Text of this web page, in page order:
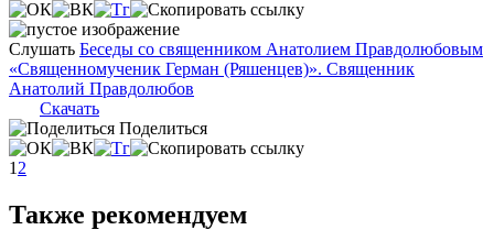
Слушать Беседы со священником Анатолием Правдолюбовым
«Священномученик Герман (Ряшенцев)». Священник
Анатолий Правдолюбов
Скачать
Поделиться
1 2
Также рекомендуем